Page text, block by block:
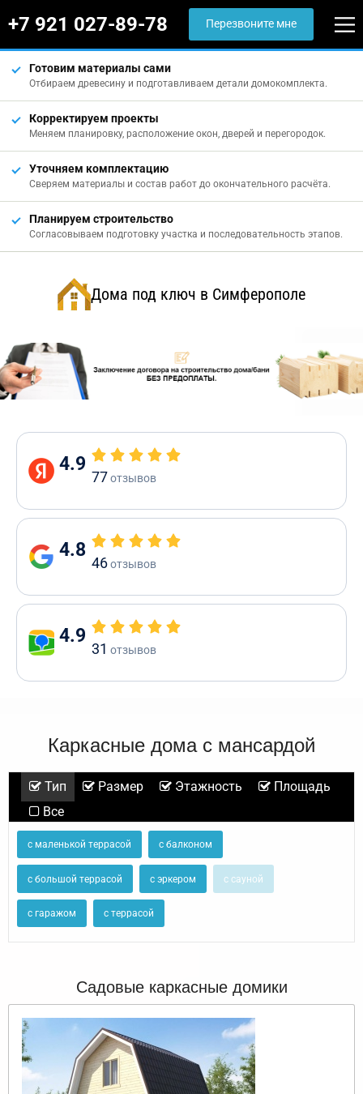
+7 921 027-89-78 Перезвоните мне
Готовим материалы сами
Отбираем древесину и подготавливаем детали домокомплекта.
Корректируем проекты
Меняем планировку, расположение окон, дверей и перегородок.
Уточняем комплектацию
Сверяем материалы и состав работ до окончательного расчёта.
Планируем строительство
Согласовываем подготовку участка и последовательность этапов.
Дома под ключ в Симферополе
4.9
77отзывов
4.8
46отзывов
4.9
31 отзывов
Каркасные дома с мансардой
Тип Размер Этажность
Площадь
Все
с маленькой террасой с балконом
с большой террасой с эркером с сауной
с гаражом с террасой
Садовые каркасные домики